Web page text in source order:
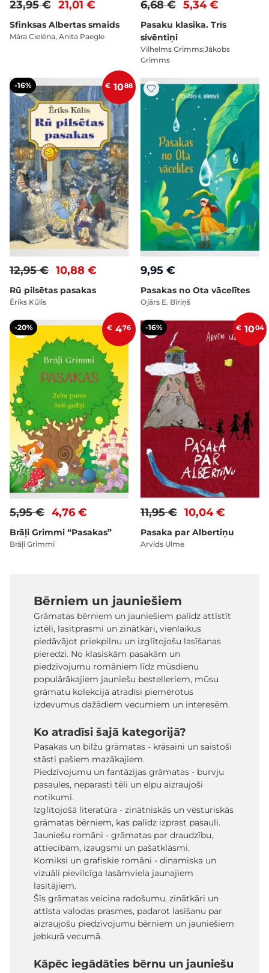
21,01 €
23,95 €
Sfinksas Albertas smaids
Māra Cielēna, Anita Paegle
5,34 €
6,68 €
Pasaku klasika. Trīs
sivēntiņi
Vilhelms Grimms;Jākobs
Grimms
-16% € 1088
10,88 €
12,95 €
Rū pilsētas pasakas
Ēriks Kūlis
9,95 €
Pasakas no Ota vācelītes
Ojārs E. Bīriņš
-20% € 476
4,76 €
5,95 €
Brāļi Grimmi “Pasakas”
Brāļi Grimmi
-16% € 1004
10,04 €
11,95 €
Pasaka par Albertiņu
Arvīds Ulme
Bērniem un jauniešiem
Grāmatas bērniem un jauniešiem palīdz attīstīt
iztēli, lasītprasmi un zinātkāri, vienlaikus
piedāvājot priekpilnu un izglītojošu lasīšanas
pieredzi. No klasiskām pasakām un
piedzīvojumu romāniem līdz mūsdienu
populārākajiem jauniešu bestelleriem, mūsu
grāmatu kolekcijā atradīsi piemērotus
izdevumus dažādiem vecumiem un interesēm.
Ko atradīsi šajā kategorijā?
Pasakas un bilžu grāmatas - krāsaini un saistoši
stāsti pašiem mazākajiem.
Piedzīvojumu un fantāzijas grāmatas - burvju
pasaules, neparasti tēli un elpu aizraujoši
notikumi.
Izglītojošā literatūra - zinātniskās un vēsturiskās
grāmatas bērniem, kas palīdz izprast pasauli.
Jauniešu romāni - grāmatas par draudzību,
attiecībām, izaugsmi un pašatklāsmi.
Komiksi un grafiskie romāni - dinamiska un
vizuāli pievilcīga lasāmviela jaunajiem
lasītājiem.
Šīs grāmatas veicina radošumu, zinātkāri un
attīsta valodas prasmes, padarot lasīšanu par
aizraujošu piedzīvojumu bērniem un jauniešiem
jebkurā vecumā.
Kāpēc iegādāties bērnu un jauniešu